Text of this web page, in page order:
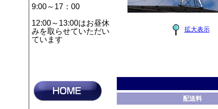
9:00～17：00
12:00～13:00はお昼休
みを取らせていただい
ています
拡大表示
配送料